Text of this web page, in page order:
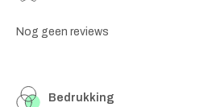
Nog geen reviews
Bedrukking